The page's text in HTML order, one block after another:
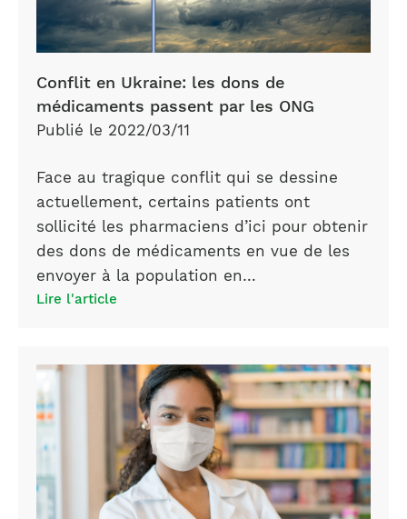
Conflit en Ukraine: les dons de
médicaments passent par les ONG
Publié le 2022/03/11
Face au tragique conflit qui se dessine
actuellement, certains patients ont
sollicité les pharmaciens d’ici pour obtenir
des dons de médicaments en vue de les
envoyer à la population en…
Lire l'article